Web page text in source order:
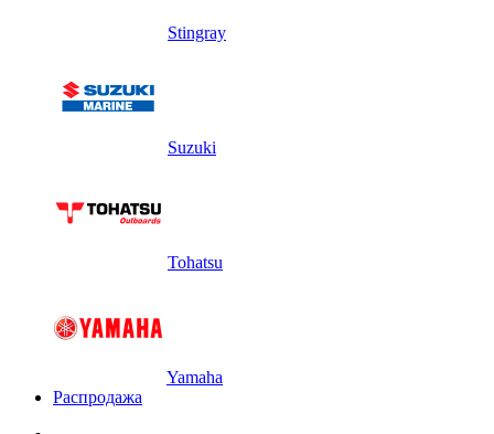
Stingray
Suzuki
Tohatsu
Yamaha
Распродажа